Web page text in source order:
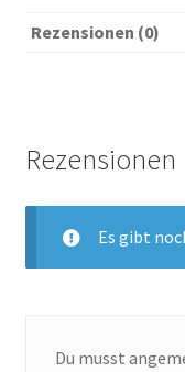
[Digital]
Rezensionen (0)
Rezensionen
Es gibt
Du musst